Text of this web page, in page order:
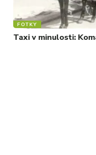
FOTKY
Taxi v minulosti: